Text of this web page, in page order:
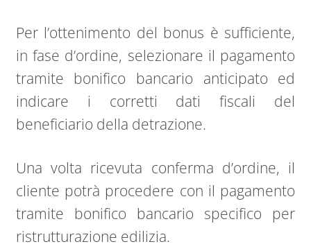
Per l’ottenimento del bonus è sufficiente,
in fase d’ordine, selezionare il pagamento
tramite bonifico bancario anticipato ed
indicare i corretti dati fiscali del
beneficiario della detrazione.
Una volta ricevuta conferma d’ordine, il
cliente potrà procedere con il pagamento
tramite bonifico bancario specifico per
ristrutturazione edilizia.